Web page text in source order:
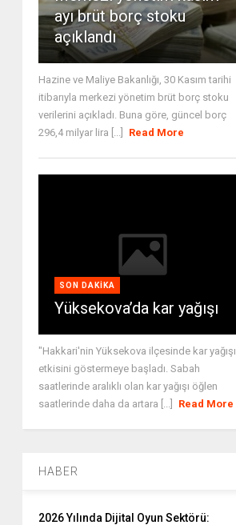
ayı brüt borç stoku
açıklandı
Hazine ve Maliye Bakanlığı, 30 Kasım tarihi
itibarıyla merkezi yönetim brüt borç stoku
verilerini açıkladı. Buna göre, güncel borç
296,4 milyar lira [...]
Read More
SON DAKIKA
Yüksekova’da kar yağışı
"Hakkari'nin Yüksekova ilçesinde kar yağışı
etkisini göstermeye başladı. Sabah
saatlerinde aralıklı olan kar yağışı öğlen
saatlerinde daha da artara [...]
Read More
HABER
2026 Yılında Dijital Oyun Sektörü: